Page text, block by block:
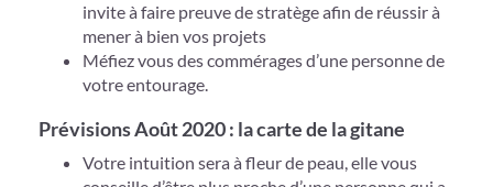
invite à faire preuve de stratège afin de réussir à
mener à bien vos projets
Méfiez vous des commérages d’une personne de
votre entourage.
Prévisions Août 2020 : la carte de la gitane
Votre intuition sera à fleur de peau, elle vous